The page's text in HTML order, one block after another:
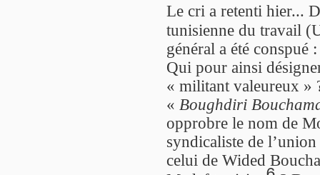
Le cri a retenti hier...
tunisienne du travail
général a été conspué
Qui pour ainsi
« militant valeureux »
« Boughdiri
opprobre le nom de
syndicaliste de
celui de Wided